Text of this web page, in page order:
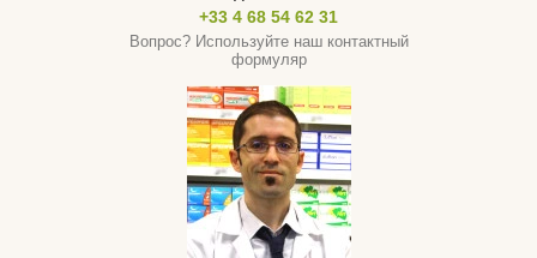
+33 4 68 54 62 31
Вопрос? Используйте наш контактный
формуляр